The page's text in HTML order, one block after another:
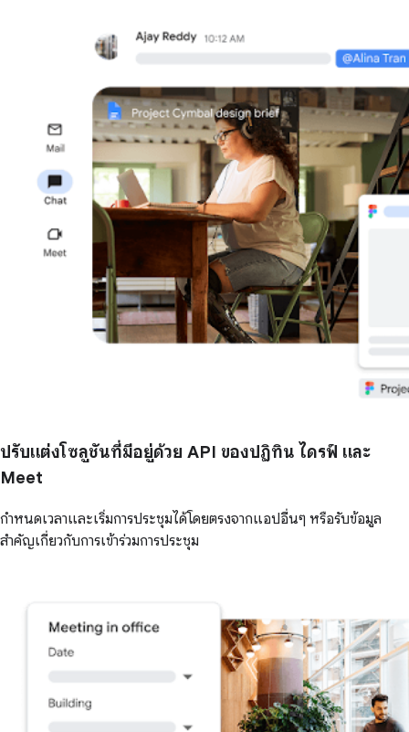
ปรับแต่งโซลูชันที่มีอยู่ด้วย API ของปฏิทิน ไดรฟ์ และ
Meet
กำหนดเวลาและเริ่มการประชุมได้โดยตรงจากแอปอื่นๆ หรือรับข้อมูล
สำคัญเกี่ยวกับการเข้าร่วมการประชุม